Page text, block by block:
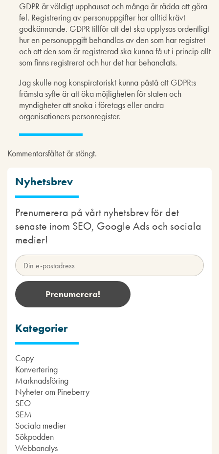
GDPR är väldigt upphausat och många är rädda att göra
fel. Registrering av personuppgifter har alltid krävt
godkännande. GDPR tillför att det ska upplysas ordentligt
hur en personuppgift behandlas av den som har registret
och att den som är registrerad ska kunna få ut i princip allt
som finns registrerat och hur det har behandlats.
Jag skulle nog konspiratoriskt kunna påstå att GDPR:s
främsta syfte är att öka möjligheten för staten och
myndigheter att snoka i företags eller andra
organisationers personregister.
Kommentarsfältet är stängt.
Nyhetsbrev
Prenumerera på vårt nyhetsbrev för det
senaste inom SEO, Google Ads och sociala
medier!
Kategorier
Copy
Konvertering
Marknadsföring
Nyheter om Pineberry
SEO
SEM
Sociala medier
Sökpodden
Webbanalys